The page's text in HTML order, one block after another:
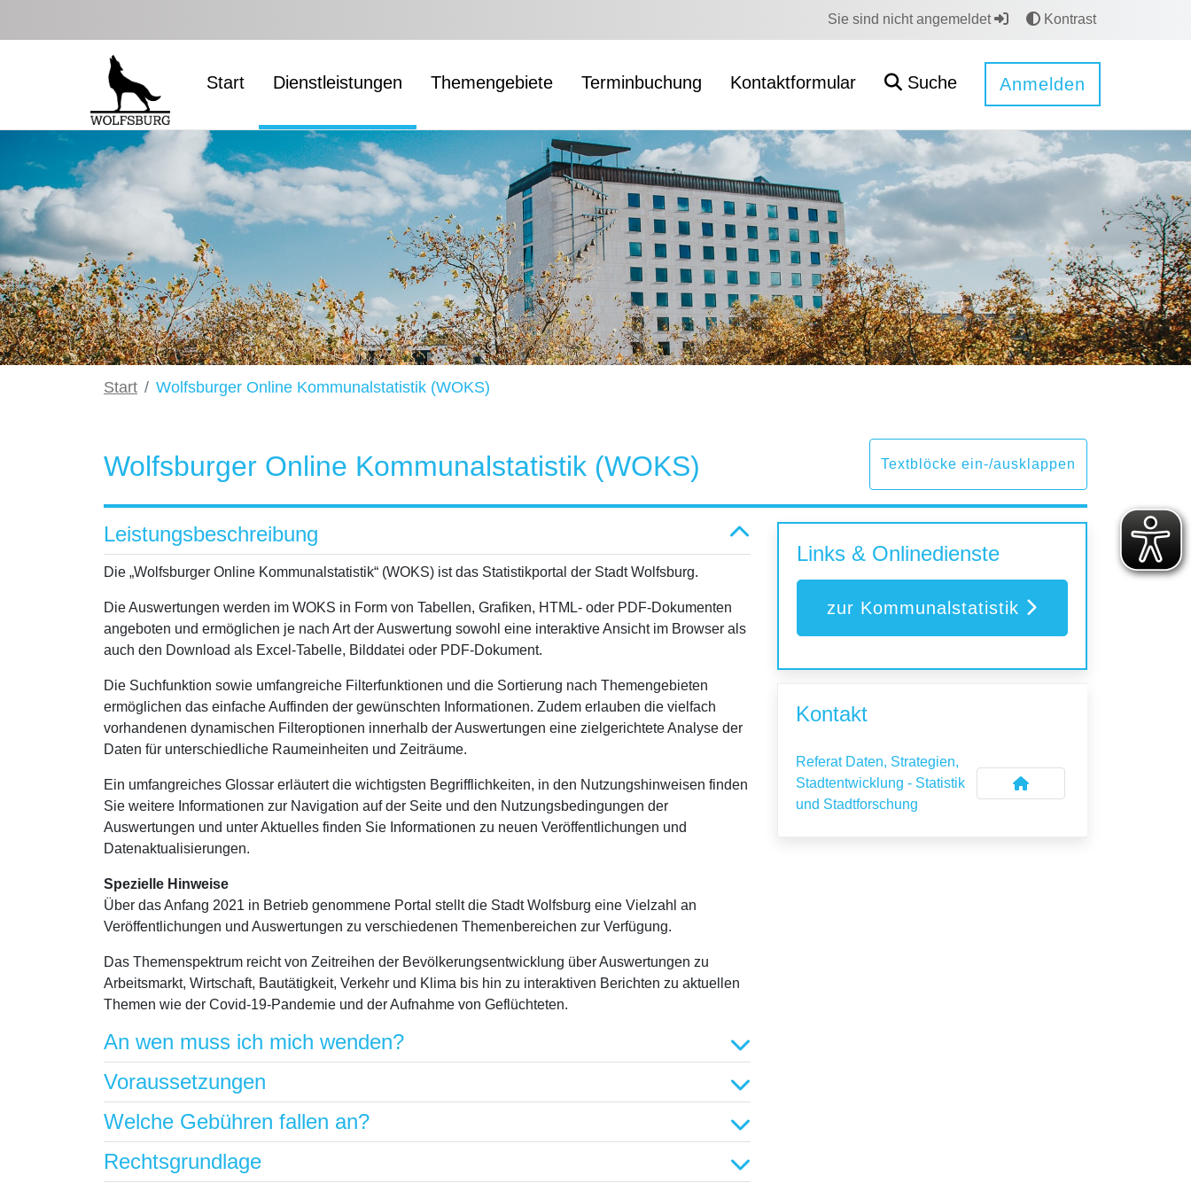
Sie sind nicht angemeldet Kontrast
Start Dienstleistungen Themengebiete Terminbuchung Kontaktformular Suche Anmelden
Start Wolfsburger Online Kommunalstatistik (WOKS)
Wolfsburger Online Kommunalstatistik (WOKS) Textblöcke ein-/ausklappen
Leistungsbeschreibung
Die „Wolfsburger Online Kommunalstatistik“ (WOKS) ist das Statistikportal der Stadt Wolfsburg.
Die Auswertungen werden im WOKS in Form von Tabellen, Grafiken, HTML- oder PDF-Dokumenten
angeboten und ermöglichen je nach Art der Auswertung sowohl eine interaktive Ansicht im Browser als
auch den Download als Excel-Tabelle, Bilddatei oder PDF-Dokument.
Die Suchfunktion sowie umfangreiche Filterfunktionen und die Sortierung nach Themengebieten
ermöglichen das einfache Auffinden der gewünschten Informationen. Zudem erlauben die vielfach
vorhandenen dynamischen Filteroptionen innerhalb der Auswertungen eine zielgerichtete Analyse der
Daten für unterschiedliche Raumeinheiten und Zeiträume.
Ein umfangreiches Glossar erläutert die wichtigsten Begrifflichkeiten, in den Nutzungshinweisen finden
Sie weitere Informationen zur Navigation auf der Seite und den Nutzungsbedingungen der
Auswertungen und unter Aktuelles finden Sie Informationen zu neuen Veröffentlichungen und
Datenaktualisierungen.
Spezielle Hinweise
Über das Anfang 2021 in Betrieb genommene Portal stellt die Stadt Wolfsburg eine Vielzahl an
Veröffentlichungen und Auswertungen zu verschiedenen Themenbereichen zur Verfügung.
Das Themenspektrum reicht von Zeitreihen der Bevölkerungsentwicklung über Auswertungen zu
Arbeitsmarkt, Wirtschaft, Bautätigkeit, Verkehr und Klima bis hin zu interaktiven Berichten zu aktuellen
Themen wie der Covid-19-Pandemie und der Aufnahme von Geflüchteten.
An wen muss ich mich wenden?
Voraussetzungen
Welche Gebühren fallen an?
Rechtsgrundlage
Links & Onlinedienste
zur Kommunalstatistik
Kontakt
Referat Daten, Strategien,
Stadtentwicklung - Statistik
und Stadtforschung